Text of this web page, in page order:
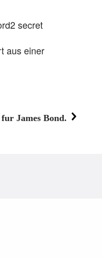
secret
aus einer
James Bond.